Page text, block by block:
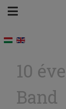
10
Band